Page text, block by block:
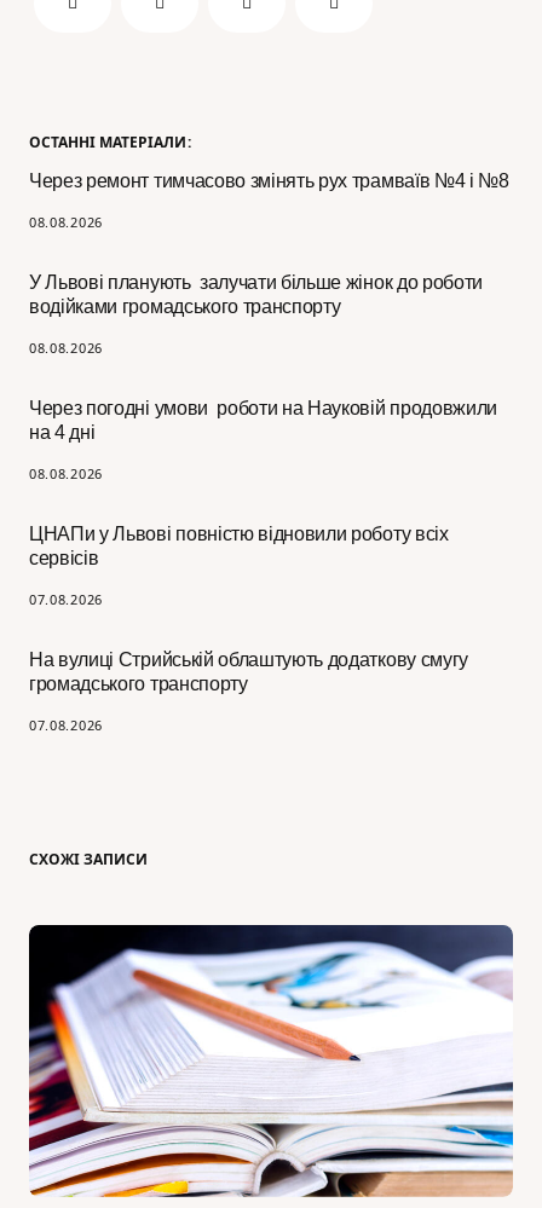
ОСТАННІ МАТЕРІАЛИ:
Через ремонт тимчасово змінять рух трамваїв №4 і №8
08.08.2026
У Львові планують залучати більше жінок до роботи
водійками громадського транспорту
08.08.2026
Через погодні умови роботи на Науковій продовжили
на 4 дні
08.08.2026
ЦНАПи у Львові повністю відновили роботу всіх
сервісів
07.08.2026
На вулиці Стрийській облаштують додаткову смугу
громадського транспорту
07.08.2026
СХОЖІ ЗАПИСИ